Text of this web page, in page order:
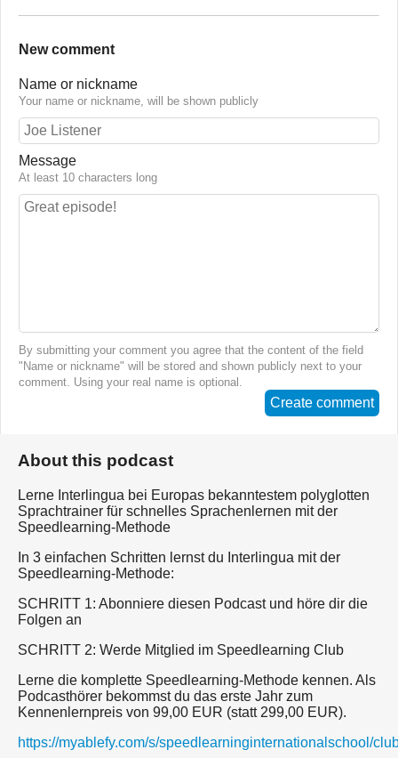
New comment
Name or nickname
Your name or nickname, will be shown publicly
Message
At least 10 characters long
By submitting your comment you agree that the content of the field
"Name or nickname" will be stored and shown publicly next to your
comment. Using your real name is optional.
Create comment
About this podcast
Lerne Interlingua bei Europas bekanntestem polyglotten
Sprachtrainer für schnelles Sprachenlernen mit der
Speedlearning-Methode
In 3 einfachen Schritten lernst du Interlingua mit der
Speedlearning-Methode:
SCHRITT 1: Abonniere diesen Podcast und höre dir die
Folgen an
SCHRITT 2: Werde Mitglied im Speedlearning Club
Lerne die komplette Speedlearning-Methode kennen. Als
Podcasthörer bekommst du das erste Jahr zum
Kennenlernpreis von 99,00 EUR (statt 299,00 EUR).
https://myablefy.com/s/speedlearninginternationalschool/